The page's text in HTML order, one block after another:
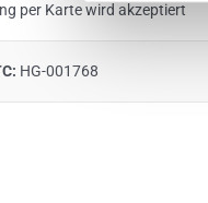
per Karte wird akzeptiert
HG-001768